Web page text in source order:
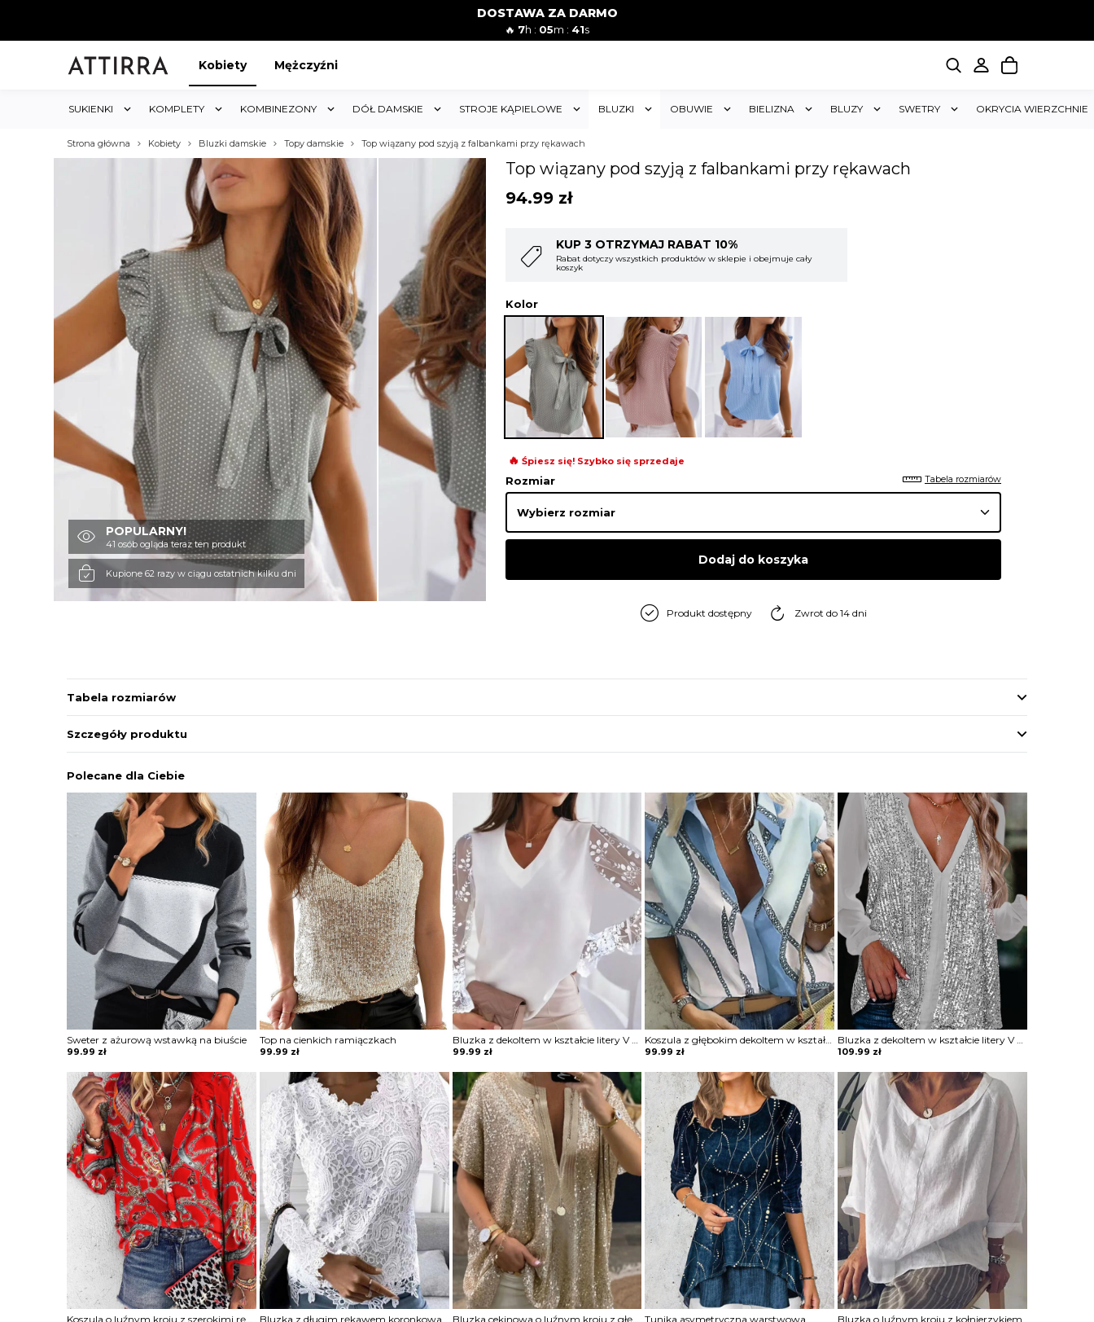
DOSTAWA ZA DARMO
🔥 7h : 05m : 39s
Kobiety Mężczyźni
SUKIENKI KOMPLETY KOMBINEZONY DÓŁ DAMSKIE STROJE KĄPIELOWE BLUZKI OBUWIE BIELIZNA BLUZY SWETRY OKRYCIA WIERZCHNIE
Strona główna Kobiety Bluzki damskie Topy damskie Top wiązany pod szyją z falbankami przy rękawach
POPULARNY!
41 osób ogląda teraz ten produkt
Kupione 62 razy w ciągu ostatnich kilku dni
Top wiązany pod szyją z falbankami przy rękawach
94.99 zł
w sklepie i obejmuje cały
KUP 3 OTRZYMAJ RABAT 10%
Rabat dotyczy wszystkich produktów w sklepie i obejmuje cały
koszyk
KUP 4 OTRZYMAJ RABAT 15%
Rabat dotyczy wszystkich produktów w sklepie i obejmuje cały
koszyk
Kolor
🔥 Śpiesz się! Szybko się sprzedaje
Rozmiar Tabela rozmiarów
Dodaj do koszyka
Produkt dostępny Zwrot do 14 dni
Tabela rozmiarów
Szczegóły produktu
Polecane dla Ciebie
Sweter z ażurową wstawką na biuście
99.99 zł
Top na cienkich ramiączkach
99.99 zł
Bluzka z dekoltem w kształcie litery V z tiulowymi rękawami na gumkę
99.99 zł
Koszula z głębokim dekoltem w kształcie litery V z printem
99.99 zł
Bluzka z dekoltem w kształcie litery V z cekinami
109.99 zł
Koszula o luźnym kroju z szerokimi rękawami Bluzka z długim rękawem koronkowa Bluzka cekinowa o luźnym kroju z głębokim dekoltem Tunika asymetryczna warstwowa Bluzka o luźnym kroju z kołnierzykiem